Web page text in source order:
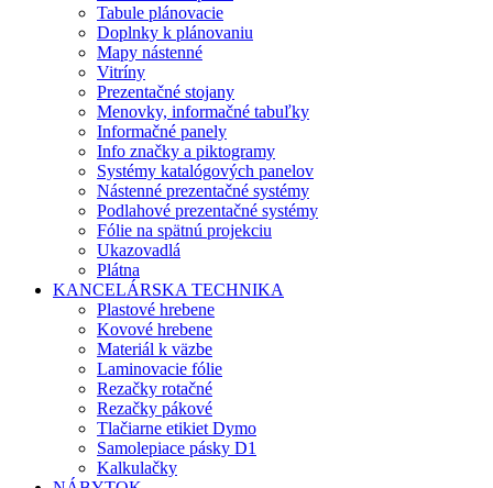
Tabule plánovacie
Doplnky k plánovaniu
Mapy nástenné
Vitríny
Prezentačné stojany
Menovky, informačné tabuľky
Informačné panely
Info značky a piktogramy
Systémy katalógových panelov
Nástenné prezentačné systémy
Podlahové prezentačné systémy
Fólie na spätnú projekciu
Ukazovadlá
Plátna
KANCELÁRSKA TECHNIKA
Plastové hrebene
Kovové hrebene
Materiál k väzbe
Laminovacie fólie
Rezačky rotačné
Rezačky pákové
Tlačiarne etikiet Dymo
Samolepiace pásky D1
Kalkulačky